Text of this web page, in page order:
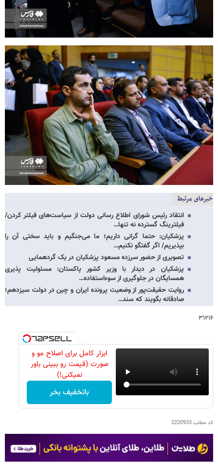
خبرهای مرتبط
انتقاد رئیس شورای اطلاع رسانی دولت از سیاست‌های فیلتر کردن/
فیلترینگ گسترده نه‌ تنها…
پزشکیان: حتما گرانی داریم؛ ما می‌جنگیم و باید سختی آن را
بپذیریم/ اگر گفتگو نکنیم‌…
تصویری از حضور سرزده مسعود پزشکیان در یک گردهمایی
پزشکیان در دیدار با وزیر کشور پاکستان: مسئولیت پذیری
همسایگان در جلوگیری از سوءاستفاده…
روایت حقیقت‌پور از وضعیت پرونده ایران و چین در دولت سیزدهم؛
صادقانه بگویند که سند…
۳۱۲۱۶
ابزار کامل برای اصلاح مو و
صورت (قیمت رو ببینی باور
نمیکنی!)
باتخفیف بخر
کد مطلب2220933